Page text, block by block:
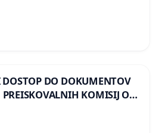
DO DOKUMENTOV
KOMISIJ O
Z OROŽJEM